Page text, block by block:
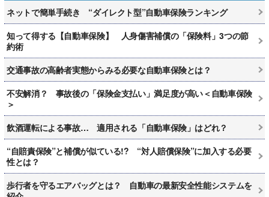
ネットで簡単手続き “ダイレクト型”自動車保険ランキング
知って得する【自動車保険】 人身傷害補償の「保険料」3つの節
約術
交通事故の高齢者実態からみる必要な自動車保険とは？
不安解消？ 事故後の「保険金支払い」満足度が高い＜自動車保険
＞
飲酒運転による事故… 適用される「自動車保険」はどれ？
“自賠責保険”と補償が似ている!? “対人賠償保険”に加入する必要
性とは？
歩行者を守るエアバッグとは？ 自動車の最新安全性能システムを